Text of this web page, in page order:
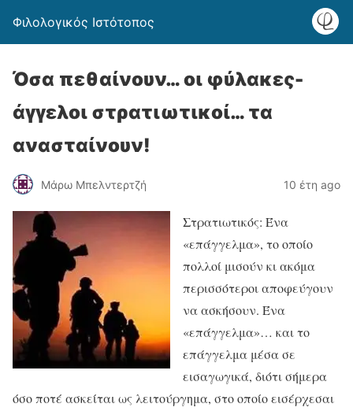
Φιλολογικός Ιστότοπος
Όσα πεθαίνουν… οι φύλακες-
άγγελοι στρατιωτικοί… τα
ανασταίνουν!
Μάρω Μπελντερτζή 10 έτη ago
Στρατιωτικός: Ένα
«επάγγελμα», το οποίο
πολλοί μισούν κι ακόμα
περισσότεροι αποφεύγουν
να ασκήσουν. Ένα
«επάγγελμα»… και το
επάγγελμα μέσα σε
εισαγωγικά, διότι σήμερα
όσο ποτέ ασκείται ως λειτούργημα, στο οποίο εισέρχεσαι